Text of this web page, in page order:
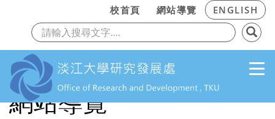
跳到主要內容
校首頁 網站導覽 ENGLISH
上一頁
網站導覽